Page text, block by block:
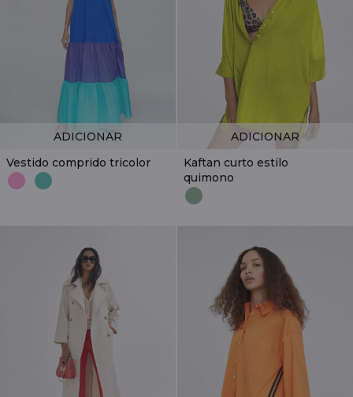
Vestido comprido tricolor
ADICIONAR
Kaftan curto estilo
quimono
ADICIONAR